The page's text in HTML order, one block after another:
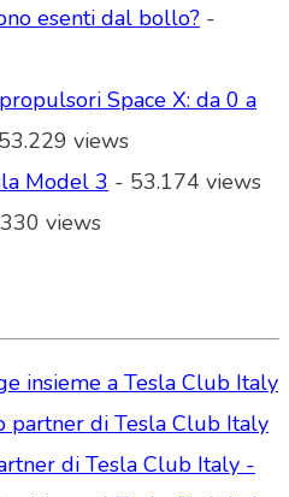
esenti dal bollo? -
Space X: da 0 a
views
Model 3 - 53.174 views
views
insieme a Tesla Club Italy
partner di Tesla Club Italy
di Tesla Club Italy -